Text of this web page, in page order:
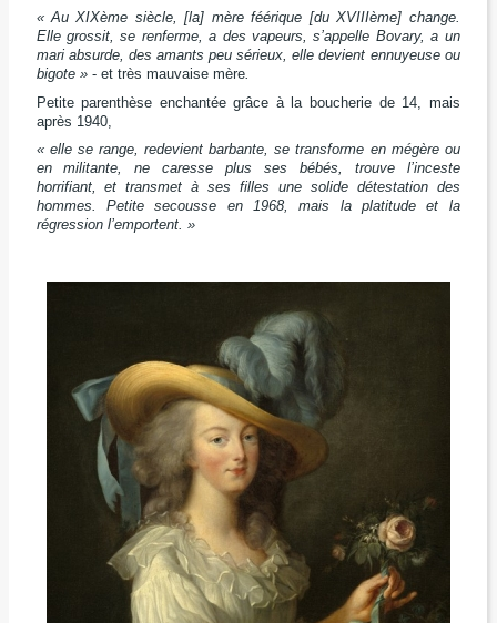
« Au XIXème siècle, [la] mère féérique [du XVIIIème] change.
Elle grossit, se renferme, a des vapeurs, s’appelle Bovary, a un
mari absurde, des amants peu sérieux, elle devient ennuyeuse ou
bigote »- et très mauvaise mère.
Petite parenthèse enchantée grâce à la boucherie de 14, mais
après 1940,
« elle se range, redevient barbante, se transforme en mégère ou
en militante, ne caresse plus ses bébés, trouve l’inceste
horrifiant, et transmet à ses filles une solide détestation des
hommes. Petite secousse en 1968, mais la platitude et la
régression l’emportent. »